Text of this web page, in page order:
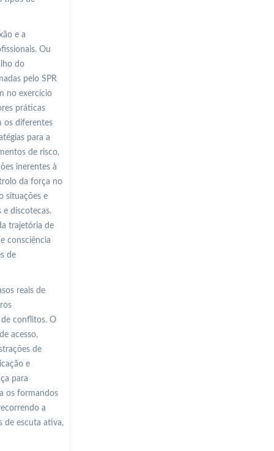
e a
Ou
do
pelo SPR
no exercício
práticas
os diferentes
para a
de risco,
inerentes à
da força no
situações e
e discotecas.
trajetória de
consciência
de
reais de
conflitos. O
acesso,
de
e
para
os formandos
a
de escuta ativa,